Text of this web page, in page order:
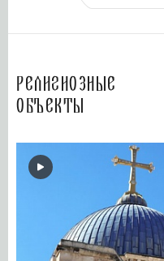
Религиозные
объекты